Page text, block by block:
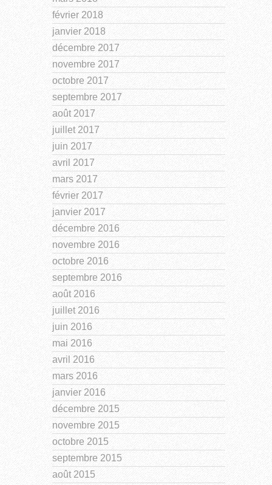
février 2018
janvier 2018
décembre 2017
novembre 2017
octobre 2017
septembre 2017
août 2017
juillet 2017
juin 2017
avril 2017
mars 2017
février 2017
janvier 2017
décembre 2016
novembre 2016
octobre 2016
septembre 2016
août 2016
juillet 2016
juin 2016
mai 2016
avril 2016
mars 2016
janvier 2016
décembre 2015
novembre 2015
octobre 2015
septembre 2015
août 2015